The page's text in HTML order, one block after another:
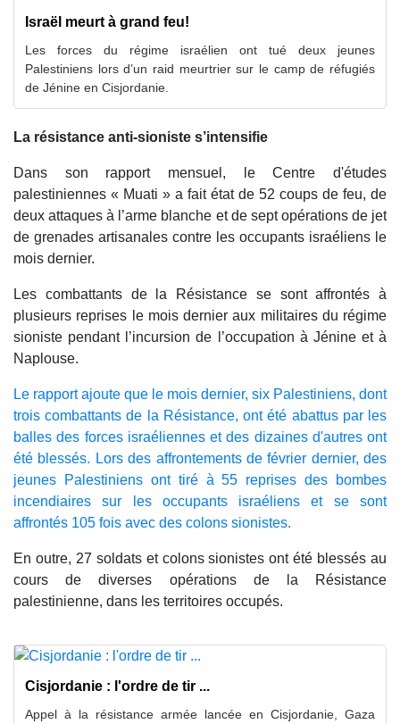
Israël meurt à grand feu!
Les forces du régime israélien ont tué deux jeunes
Palestiniens lors d’un raid meurtrier sur le camp de réfugiés
de Jénine en Cisjordanie.
La résistance anti-sioniste s’intensifie
Dans son rapport mensuel, le Centre d'études
palestiniennes « Muati » a fait état de 52 coups de feu, de
deux attaques à l’arme blanche et de sept opérations de jet
de grenades artisanales contre les occupants israéliens le
mois dernier.
Les combattants de la Résistance se sont affrontés à
plusieurs reprises le mois dernier aux militaires du régime
sioniste pendant l’incursion de l’occupation à Jénine et à
Naplouse.
Le rapport ajoute que le mois dernier, six Palestiniens, dont
trois combattants de la Résistance, ont été abattus par les
balles des forces israéliennes et des dizaines d'autres ont
été blessés. Lors des affrontements de février dernier, des
jeunes Palestiniens ont tiré à 55 reprises des bombes
incendiaires sur les occupants israéliens et se sont
affrontés 105 fois avec des colons sionistes.
En outre, 27 soldats et colons sionistes ont été blessés au
cours de diverses opérations de la Résistance
palestinienne, dans les territoires occupés.
Cisjordanie : l'ordre de tir ...
Appel à la résistance armée lancée en Cisjordanie, Gaza